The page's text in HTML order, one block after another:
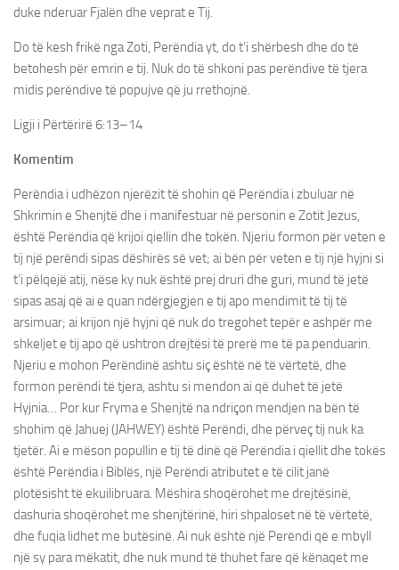
duke nderuar Fjalën dhe veprat e Tij.
Do të kesh frikë nga Zoti, Perëndia yt, do t’i shërbesh dhe do të
betohesh për emrin e tij. Nuk do të shkoni pas perëndive të tjera
midis perëndive të popujve që ju rrethojnë.
Ligji i Përtërirë 6:13–14
Komentim
Perëndia i udhëzon njerëzit të shohin që Perëndia i zbuluar në
Shkrimin e Shenjtë dhe i manifestuar në personin e Zotit Jezus,
është Perëndia që krijoi qiellin dhe tokën. Njeriu formon për veten e
tij një perëndi sipas dëshirës së vet; ai bën për veten e tij një hyjni si
t’i pëlqejë atij, nëse ky nuk është prej druri dhe guri, mund të jetë
sipas asaj që ai e quan ndërgjegjen e tij apo mendimit të tij të
arsimuar; ai krijon një hyjni që nuk do tregohet tepër e ashpër me
shkeljet e tij apo që ushtron drejtësi të prerë me të pa penduarin.
Njeriu e mohon Perëndinë ashtu siç është në të vërtetë, dhe
formon perëndi të tjera, ashtu si mendon ai që duhet të jetë
Hyjnia… Por kur Fryma e Shenjtë na ndriçon mendjen na bën të
shohim që Jahuej (JAHWEY) është Perëndi, dhe përveç tij nuk ka
tjetër. Ai e mëson popullin e tij të dinë që Perëndia i qiellit dhe tokës
është Perëndia i Biblës, një Perëndi atributet e të cilit janë
plotësisht të ekuilibruara. Mëshira shoqërohet me drejtësinë,
dashuria shoqërohet me shenjtërinë, hiri shpaloset në të vërtetë,
dhe fuqia lidhet me butësinë. Ai nuk është një Perëndi që e mbyll
një sy para mëkatit, dhe nuk mund të thuhet fare që kënaqet me